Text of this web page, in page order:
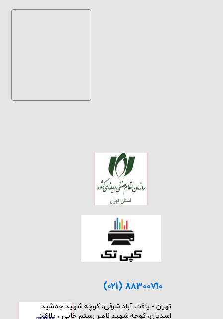
(021) 88300710
​تهران - یافت آباد شرقی، کوچه شهید جمشید
اسدیان، کوچه شهید ناصر رستم خانی ، پلاک: